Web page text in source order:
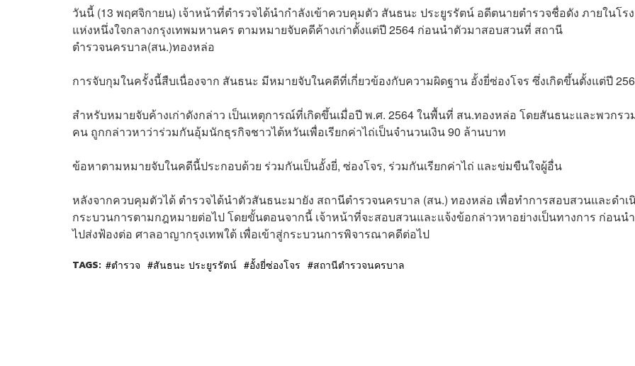
วันนี้ (13 พฤศจิกายน) เจ้าหน้าที่ตำรวจได้นำกำลังเข้าควบคุมตัว สันธนะ ประยูรรัตน์ อดีตนายตำรวจชื่อดัง ภายในโร
แห่งหนึ่งใจกลางกรุงเทพมหานคร ตามหมายจับคดีค้างเก่าตั้งแต่ปี 2564 ก่อนนำตัวมาสอบสวนที่ สถานี
ตำรวจนครบาล(สน.)ทองหล่อ
การจับกุมในครั้งนี้สืบเนื่องจาก สันธนะ มีหมายจับในคดีที่เกี่ยวข้องกับความผิดฐาน อั้งยี่ซ่องโจร ซึ่งเกิดขึ้นตั้งแต่ปี
สำหรับหมายจับค้างเก่าดังกล่าว เป็นเหตุการณ์ที่เกิดขึ้นเมื่อปี พ.ศ. 2564 ในพื้นที่ สน.ทองหล่อ โดยสันธนะและพวกรว
คน ถูกกล่าวหาว่าร่วมกันอุ้มนักธุรกิจชาวไต้หวันเพื่อเรียกค่าไถ่เป็นจำนวนเงิน 90 ล้านบาท
ข้อหาตามหมายจับในคดีนี้ประกอบด้วย ร่วมกันเป็นอั้งยี่, ซ่องโจร, ร่วมกันเรียกค่าไถ่ และข่มขืนใจผู้อื่น
หลังจากควบคุมตัวได้ ตำรวจได้นำตัวสันธนะมายัง สถานีตำรวจนครบาล (สน.) ทองหล่อ เพื่อทำการสอบสวนและดำเ
กระบวนการตามกฎหมายต่อไป โดยขั้นตอนจากนี้ เจ้าหน้าที่จะสอบสวนและแจ้งข้อกล่าวหาอย่างเป็นทางการ ก่อนน
ไปส่งฟ้องต่อ ศาลอาญากรุงเทพใต้ เพื่อเข้าสู่กระบวนการพิจารณาคดีต่อไป
TAGS: ตำรวจ สันธนะ ประยูรรัตน์ อั้งยี่ซ่องโจร สถานีตำรวจนครบาล